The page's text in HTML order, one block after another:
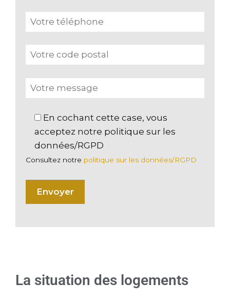
En cochant cette case, vous
acceptez notre politique sur les
données/RGPD
Consultez notre politique sur les données/RGPD
La situation des logements